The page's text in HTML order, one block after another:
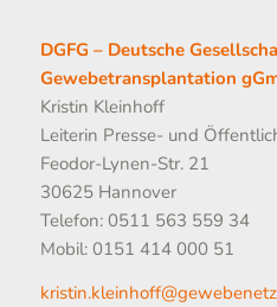
DGFG – Deutsche
Gewebetransplantation
Kristin Kleinhoff
Leiterin Presse- und
Feodor-Lynen-Str. 21
30625 Hannover
Telefon: 0511 563 559 34
Mobil: 0151 414 000 51